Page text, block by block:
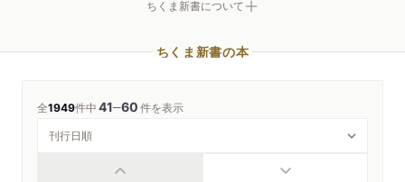
ちくま新書について
ちくま新書の本
全1949件中41─60件を表示